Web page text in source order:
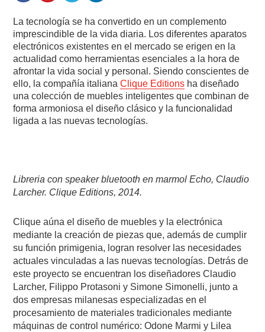
La tecnología se ha convertido en un complemento
imprescindible de la vida diaria. Los diferentes aparatos
electrónicos existentes en el mercado se erigen en la
actualidad como herramientas esenciales a la hora de
afrontar la vida social y personal. Siendo conscientes de
ello, la compañía italianaClique Editions ha diseñado
una colección de muebles inteligentes que combinan de
forma armoniosa el diseño clásico y la funcionalidad
ligada a las nuevas tecnologías.
Libreria con speaker bluetooth en marmol Echo, Claudio
Larcher. Clique Editions, 2014.
Clique aúna el diseño de muebles y la electrónica
mediante la creación de piezas que, además de cumplir
su función primigenia, logran resolver las necesidades
actuales vinculadas a las nuevas tecnologías. Detrás de
este proyecto se encuentran los diseñadores Claudio
Larcher, Filippo Protasoni y Simone Simonelli, junto a
dos empresas milanesas especializadas en el
procesamiento de materiales tradicionales mediante
máquinas de control numérico: Odone Marmi y Lilea